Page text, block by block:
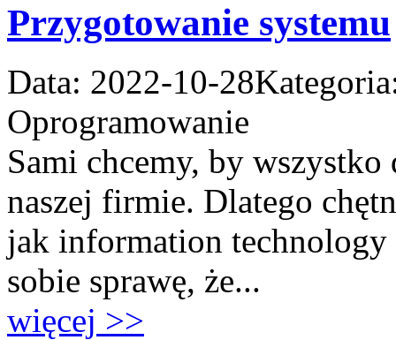
Przygotowanie systemu
Data: 2022-10-28
Oprogramowanie
Sami chcemy, by wszystko
naszej firmie. Dlatego
jak information technology
sobie sprawę, że...
więcej >>